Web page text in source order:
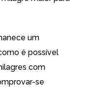
um
é possível
com
se